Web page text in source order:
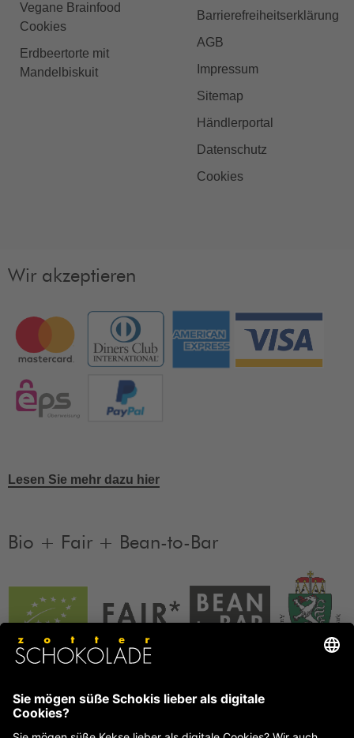
Vegane Brainfood
Cookies
Erdbeertorte mit
Mandelbiskuit
Barrierefreiheitserklärung
AGB
Impressum
Sitemap
Händlerportal
Datenschutz
Cookies
Wir akzeptieren
Lesen Sie mehr dazu hier
Bio + Fair + Bean-to-Bar
Informationen